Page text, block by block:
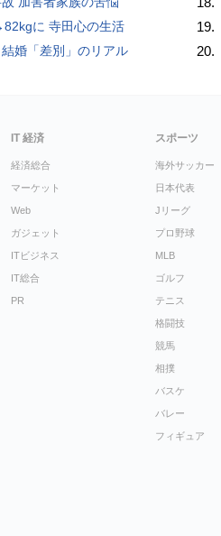
に 寺田心の生活
婚「差別」のリアル
19.
20.
IT 経済
経済総合
マーケット
Web
ガジェット
ITビジネス
IT総合
PR
スポーツ
海外サッカー
日本代表
Jリーグ
プロ野球
MLB
ゴルフ
テニス
格闘技
競馬
相撲
バスケ
バレー
フィギュア